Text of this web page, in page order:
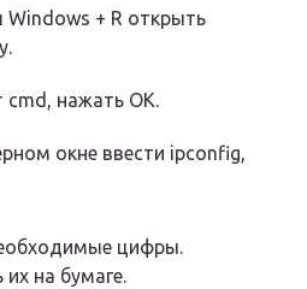
+ R открыть
cmd, нажать OK.
окне ввести ipconfig,
цифры.
на бумаге.